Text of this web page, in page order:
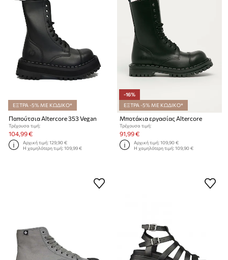
ΕΞΤΡΑ -5% ΜΕ ΚΩΔΙΚΟ*
Παπούτσια Altercore 353 Vegan
Τρέχουσα τιμή:
104,99 €
Αρχική τιμή:129,90 €
Η χαμηλότερη τιμή:109,99 €
-16%
ΕΞΤΡΑ -5% ΜΕ ΚΩΔΙΚΟ*
Μποτάκια εργασίας Altercore
Τρέχουσα τιμή:
91,99 €
Αρχική τιμή:109,90 €
Η χαμηλότερη τιμή:109,90 €